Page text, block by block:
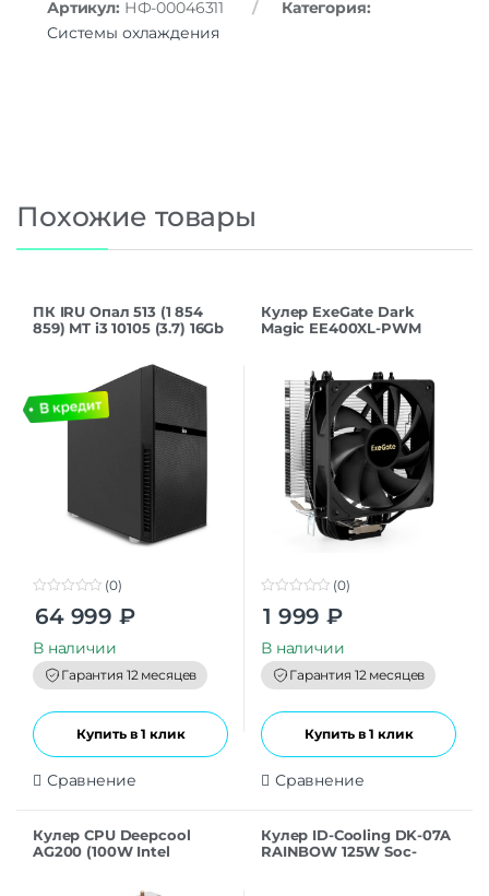
Артикул: НФ-00046311
Категория:
Системы охлаждения
Похожие товары
ПК IRU Опал 513 (1 854
859) MT i3 10105 (3.7) 16Gb
DOS GbitEth 400W
o
t
o
f
5
(0)
64 999 ₽
В наличии
Гарантия 12 месяцев
Купить в 1 клик
Сравнение
Кулер ExeGate Dark
Magic EE400XL-PWM
LGA775/1150/1151/1155/1
t
o
f
5
(0)
1 999 ₽
В наличии
Гарантия 12 месяцев
Купить в 1 клик
Сравнение
Кулер CPU Deepcool
AG200 (100W Intel
Кулер ID-Cooling DK-07A
RAINBOW 125W Soc-